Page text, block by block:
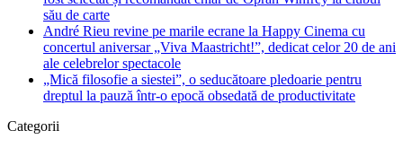
său de carte
André Rieu revine pe marile ecrane la Happy Cinema cu
concertul aniversar „Viva Maastricht!”, dedicat celor 20 de ani
ale celebrelor spectacole
„Mică filosofie a siestei”, o seducătoare pledoarie pentru
dreptul la pauză într-o epocă obsedată de productivitate
Categorii